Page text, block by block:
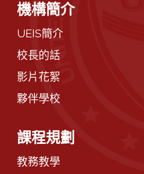
機構簡介
UEIS簡介
校長的話
影片花絮
夥伴學校
課程規劃
教務教學